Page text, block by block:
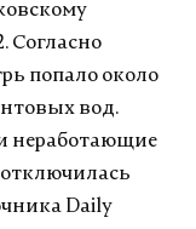
Согласно
попало около
вод.
неработающие
Daily